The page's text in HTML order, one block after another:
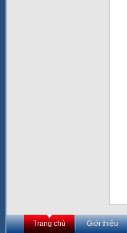
Trang chủ Giới thiệu